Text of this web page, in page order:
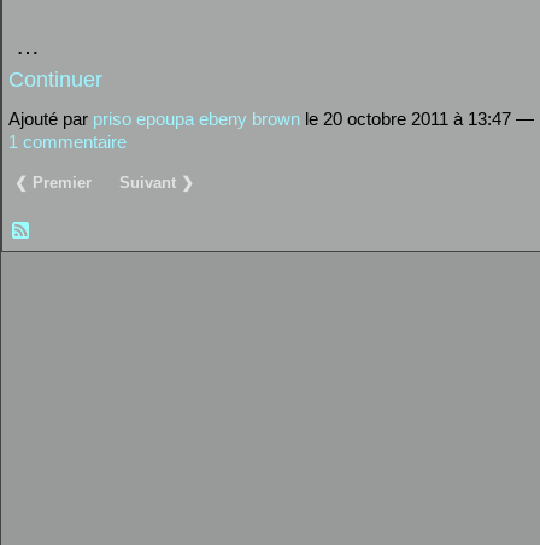
…
Continuer
Ajouté par priso epoupa ebeny brown le 20 octobre 2011 à 13:47 —
1 commentaire
❮ Premier Suivant ❯